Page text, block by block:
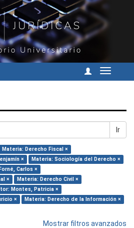
Cambiar
Ir
Materia: Derecho Fiscal ×
×
Materia: Sociología del Derecho ×
Carlos ×
×
Materia: Derecho Civil ×
Montes, Patricia ×
×
Materia: Derecho de la Información ×
Mostrar filtros avanzados